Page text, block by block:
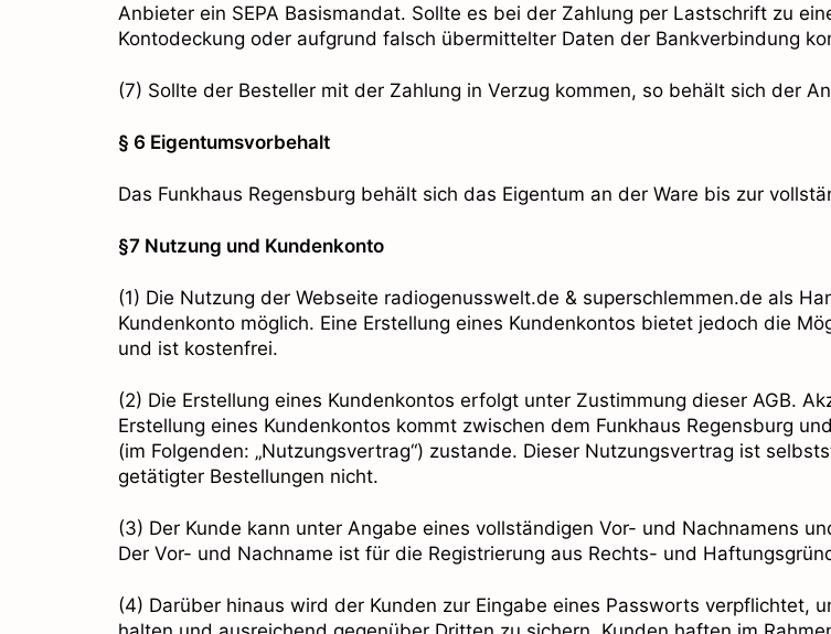
Anbieter ein SEPA Basismandat. Sollte es bei der Zahlung per Lastschrift zu
Kontodeckung oder aufgrund falsch übermittelter Daten der Bankverbindung
(7) Sollte der Besteller mit der Zahlung in Verzug kommen, so behält sich der
§ 6 Eigentumsvorbehalt
Das Funkhaus Regensburg behält sich das Eigentum an der Ware bis zur
§7 Nutzung und Kundenkonto
(1) Die Nutzung der Webseite radiogenusswelt.de & superschlemmen.de als
Kundenkonto möglich. Eine Erstellung eines Kundenkontos bietet jedoch die
und ist kostenfrei.
(2) Die Erstellung eines Kundenkontos erfolgt unter Zustimmung dieser AGB.
Erstellung eines Kundenkontos kommt zwischen dem Funkhaus Regensburg
(im Folgenden: „Nutzungsvertrag“) zustande. Dieser Nutzungsvertrag ist
getätigter Bestellungen nicht.
(3) Der Kunde kann unter Angabe eines vollständigen Vor- und Nachnamens
Der Vor- und Nachname ist für die Registrierung aus Rechts- und
(4) Darüber hinaus wird der Kunden zur Eingabe eines Passworts verpflichtet,